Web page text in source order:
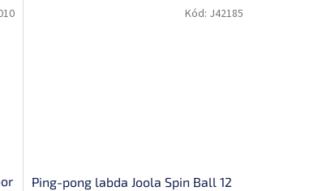
Ping-pong labda Joola Spin Ball 12
Kód: J42185